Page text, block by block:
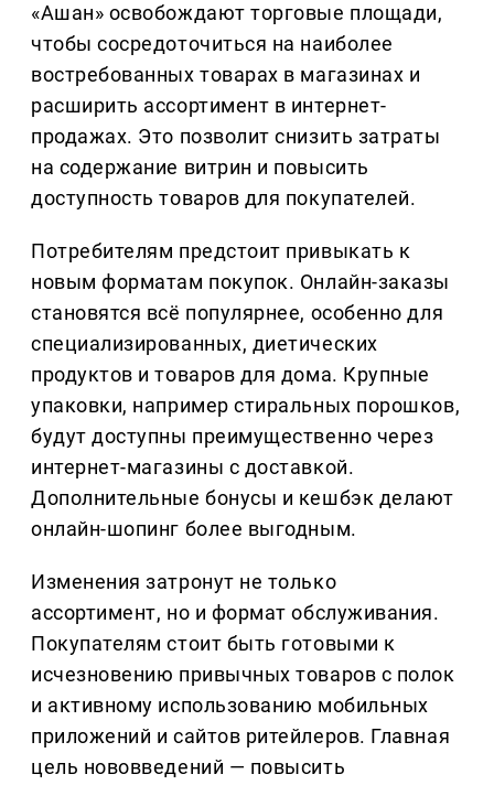
«Ашан» освобождают торговые площади,
чтобы сосредоточиться на наиболее
востребованных товарах в магазинах и
расширить ассортимент в интернет-
продажах. Это позволит снизить затраты
на содержание витрин и повысить
доступность товаров для покупателей.
Потребителям предстоит привыкать к
новым форматам покупок. Онлайн-заказы
становятся всё популярнее, особенно для
специализированных, диетических
продуктов и товаров для дома. Крупные
упаковки, например стиральных порошков,
будут доступны преимущественно через
интернет-магазины с доставкой.
Дополнительные бонусы и кешбэк делают
онлайн-шопинг более выгодным.
Изменения затронут не только
ассортимент, но и формат обслуживания.
Покупателям стоит быть готовыми к
исчезновению привычных товаров с полок
и активному использованию мобильных
приложений и сайтов ритейлеров. Главная
цель нововведений — повысить